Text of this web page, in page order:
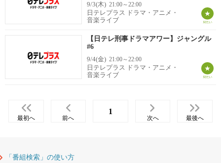
9/3(木) 21:00～22:00
日テレプラス ドラマ・アニメ・
音楽ライブ
【日テレ刑事ドラマアワー】ジャングル
#6
9/4(金) 21:00～22:00
日テレプラス ドラマ・アニメ・
音楽ライブ
最初へ 前へ
1
次へ 最後へ
「番組検索」の使い方